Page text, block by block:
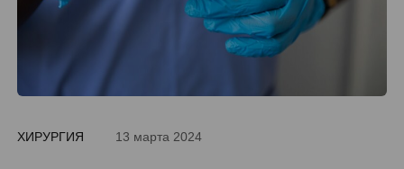
ХИРУРГИЯ 13 марта 2024